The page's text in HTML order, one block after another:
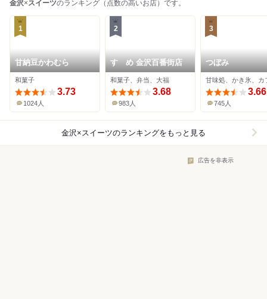
金沢× スイーツのランキング（点数の高いお店）です。
1
甘納豆かわむら
和菓子
3.73
1024人
2
すゞめ 金沢百番街店
和菓子、弁当、大福
3.68
983人
3
つぼみ
甘味処、かき氷、カ
3.66
745人
金沢×スイーツのランキングをもっと見る
広告を非表示